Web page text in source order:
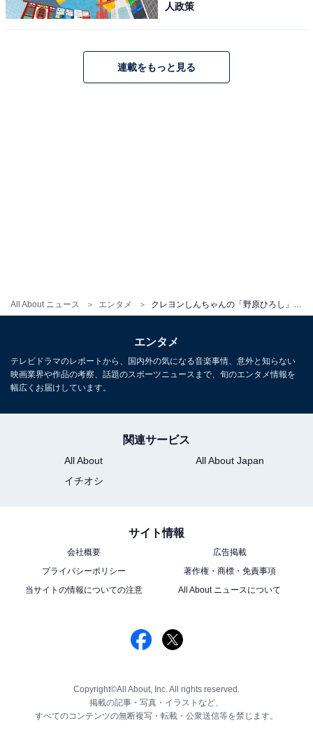
All About ニュース エンタメ
人政策
連載をもっと見る
エンタメ
テレビドラマのレポートから、国内外の気になる音楽事情、意外と知らない
映画業界や作品の考察、話題のスポーツニュースまで、旬のエンタメ情報を
幅広くお届けしています。
関連サービス
All About
All About Japan
イチオシ
サイト情報
会社概要
広告掲載
プライバシーポリシー
著作権・商標・免責事項
当サイトの情報についての注意
All About ニュースについて
Copyright©All About, Inc. All rights reserved.
掲載の記事・写真・イラストなど、
すべてのコンテンツの無断複写・転載・公衆送信等を禁じます。